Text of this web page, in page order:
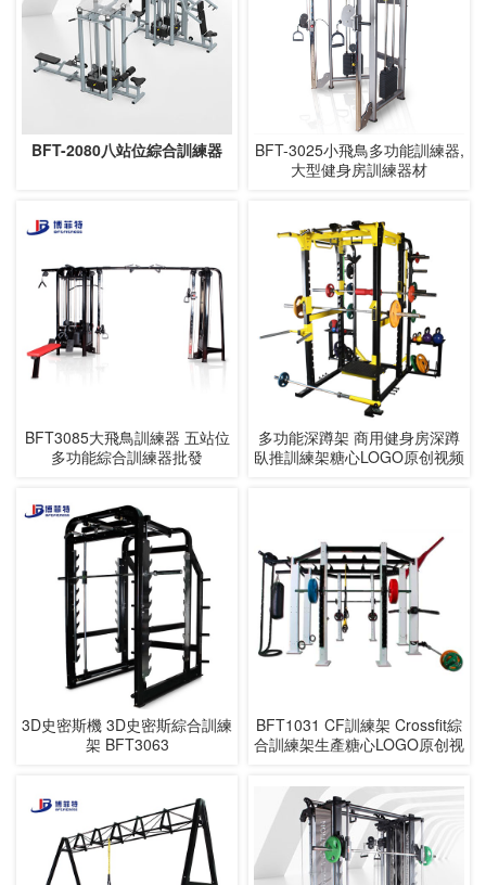
BFT-2080八站位綜合訓練器
BFT-3025小飛鳥多功能訓練器,
大型健身房訓練器材
BFT3085大飛鳥訓練器 五站位
多功能綜合訓練器批發
多功能深蹲架 商用健身房深蹲
臥推訓練架糖心LOGO原创视频
3D史密斯機 3D史密斯綜合訓練
架 BFT3063
BFT1031 CF訓練架 Crossfit綜
合訓練架生產糖心LOGO原创视